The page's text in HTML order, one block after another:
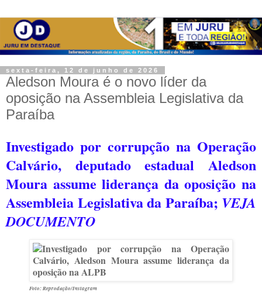
sexta-feira, 12 de junho de 2026
Aledson Moura é o novo líder da
oposição na Assembleia Legislativa da
Paraíba
Investigado por corrupção na Operação
Calvário, deputado estadual Aledson
Moura assume liderança da oposição na
Assembleia Legislativa da Paraíba; VEJA
DOCUMENTO
Foto: Reprodução/Instagram